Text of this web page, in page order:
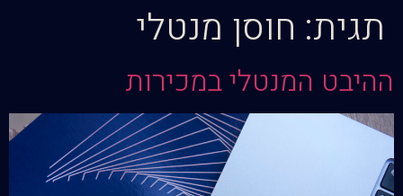
תגית: חוסן מנטלי
ההיבט המנטלי במכירות